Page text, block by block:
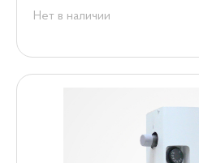
Нет в наличии